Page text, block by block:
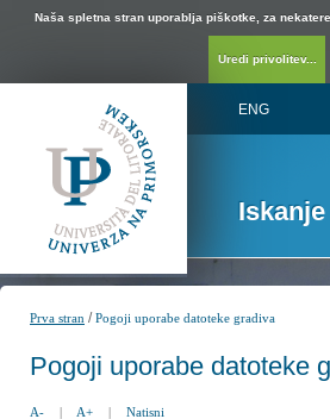
Naša spletna stran uporablja piškotke, za
Uredi privolitev...
ENG
Iskanje
Prva stran /Pogoji uporabe datoteke gradiva
Pogoji uporabe datoteke
A- | A+ | Natisni